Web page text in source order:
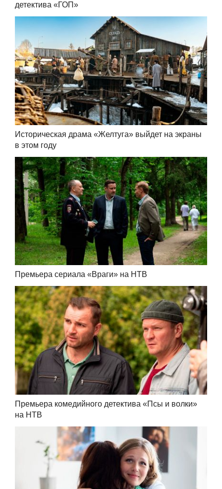
детектива «ГОП»
Историческая драма «Желтуга» выйдет на экраны
в этом году
Премьера сериала «Враги» на НТВ
Премьера комедийного детектива «Псы и волки»
на НТВ